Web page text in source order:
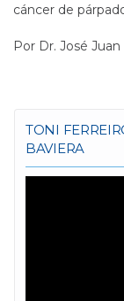
cáncer de
Por Dr. José
TONI
BAVIERA